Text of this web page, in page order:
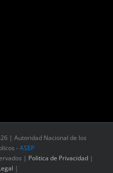
| Autoridad Nacional de los
-ASEP
| Politica de Privacidad |
|